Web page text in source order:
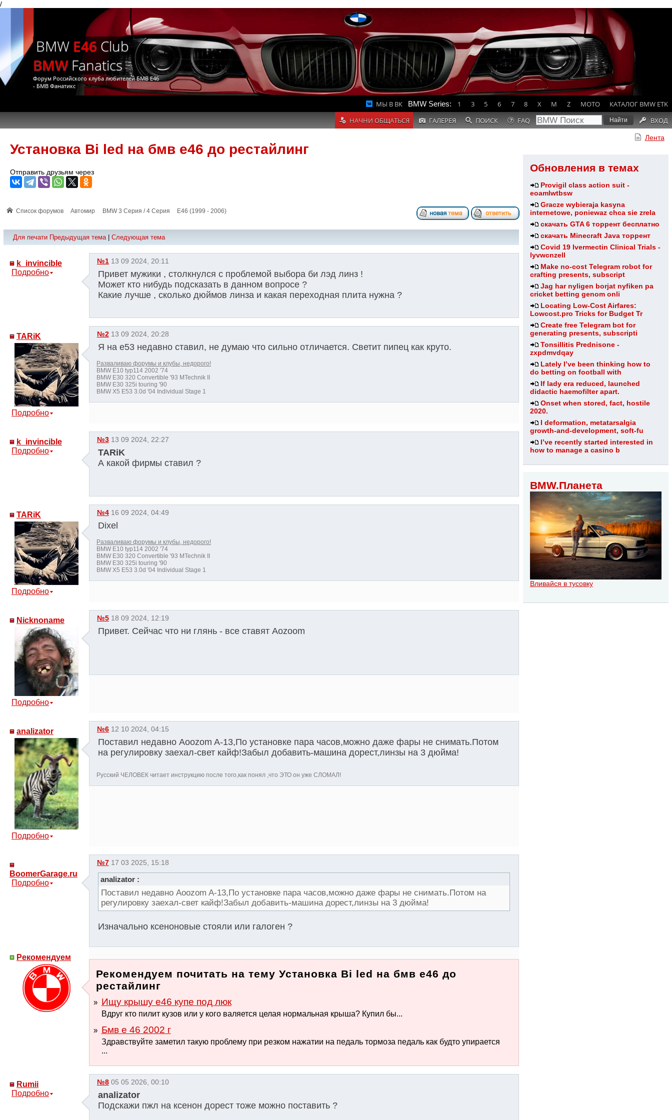
/
BMW E46 Club
BMWFanatics
Форум Российского клуба любителей БМВ Е46
- БМВ Фанатикс
МЫ В ВК BMW Series: 1 3 5 6 7 8 X M Z MOTO
КАТАЛОГ BMW ETK
НАЧНИ ОБЩАТЬСЯ
ГАЛЕРЕЯ ПОИСК FAQ ВХОД
Лента
Обновления в темах
Provigil class action suit -
eoamlwtbsw
Gracze wybieraja kasyna
internetowe, poniewaz chca sie zrela
скачать GTA 6 торрент бесплатно
скачать Minecraft Java торрент
Covid 19 Ivermectin Clinical Trials -
lyvwcnzell
Make no-cost Telegram robot for
crafting presents, subscript
Jag har nyligen borjat nyfiken pa
cricket betting genom onli
Locating Low-Cost Airfares:
Lowcost.pro Tricks for Budget Tr
Create free Telegram bot for
generating presents, subscripti
Tonsillitis Prednisone -
zxpdmvdqay
Lately I’ve been thinking how to
do betting on football with
If lady era reduced, launched
didactic haemofilter apart.
Onset when stored, fact, hostile
2020.
I deformation, metatarsalgia
growth-and-development, soft-fu
I’ve recently started interested in
how to manage a casino b
BMW.Планета
Вливайся в тусовку
Установка Bi led на бмв е46 до рестайлинг
Отправить друзьям через
Список форумов Автомир BMW 3 Серия / 4 Серия E46 (1999 - 2006)
Для печати Предыдущая тема| Следующая тема
k_invincible
Подробно
№1 13 09 2024, 20:11
Привет мужики , столкнулся с проблемой выбора би лэд линз !
Может кто нибудь подсказать в данном вопросе ?
Какие лучше , сколько дюймов линза и какая переходная плита нужна ?
TARiK
Подробно
№2 13 09 2024, 20:28
Я на е53 недавно ставил, не думаю что сильно отличается. Светит пипец как круто.
Разваливаю форумы и клубы, недорого!
BMW E10 typ114 2002 '74
BMW E30 320 Convertible '93 MTechnik II
BMW E30 325i touring '90
BMW X5 E53 3.0d '04 Individual Stage 1
k_invincible
Подробно
№3 13 09 2024, 22:27
TARiK
А какой фирмы ставил ?
TARiK
Подробно
№4 16 09 2024, 04:49
Dixel
Разваливаю форумы и клубы, недорого!
BMW E10 typ114 2002 '74
BMW E30 320 Convertible '93 MTechnik II
BMW E30 325i touring '90
BMW X5 E53 3.0d '04 Individual Stage 1
Nicknoname
Подробно
№5 18 09 2024, 12:19
Привет. Сейчас что ни глянь - все ставят Aozoom
analizator
Подробно
№6 12 10 2024, 04:15
Поставил недавно Aoozom A-13,По установке пара часов,можно даже фары не снимать.Потом
на регулировку заехал-свет кайф!Забыл добавить-машина дорест,линзы на 3 дюйма!
Русский ЧЕЛОВЕК читает инструкцию после того,как понял ,что ЭТО он уже СЛОМАЛ!
BoomerGarage.ru
Подробно
№7 17 03 2025, 15:18
analizator :
Поставил недавно Aoozom A-13,По установке пара часов,можно даже фары не снимать.Потом на
регулировку заехал-свет кайф!Забыл добавить-машина дорест,линзы на 3 дюйма!
Изначально ксеноновые стояли или галоген ?
Рекомендуем
Рекомендуем почитать на тему Установка Bi led на бмв е46 до
рестайлинг
Ищу крышу е46 купе под люк
Вдруг кто пилит кузов или у кого валяется целая нормальная крыша? Купил бы...
Бмв е 46 2002 г
Здравствуйте заметил такую проблему при резком нажатии на педаль тормоза педаль как будто упирается
...
Rumii
Подробно
№8 05 05 2026, 00:10
analizator
Подскажи пжл на ксенон дорест тоже можно поставить ?